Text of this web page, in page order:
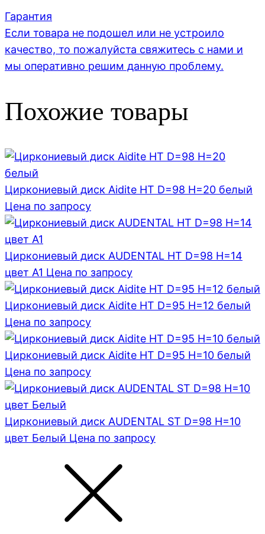
Гарантия
Если товара не подошел или не устроило
качество, то пожалуйста свяжитесь с нами и
мы оперативно решим данную проблему.
Похожие товары
Циркониевый диск Aidite HT D=98 H=20 белый
Цена по запросу
Циркониевый диск AUDENTAL HT D=98 H=14
цвет A1 Цена по запросу
Циркониевый диск Aidite HT D=95 H=12 белый
Цена по запросу
Циркониевый диск Aidite HT D=95 H=10 белый
Цена по запросу
Циркониевый диск AUDENTAL ST D=98 H=10
цвет Белый Цена по запросу